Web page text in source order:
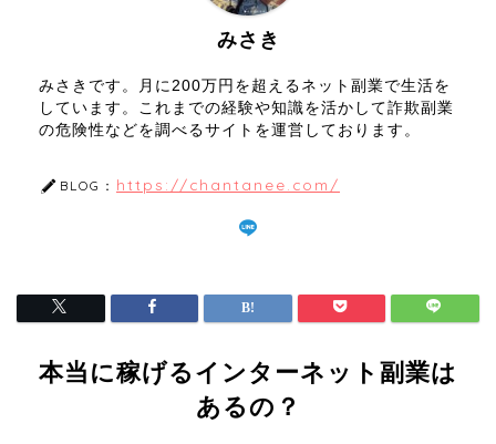
みさき
みさきです。月に200万円を超えるネット副業で生活を
しています。これまでの経験や知識を活かして詐欺副業
の危険性などを調べるサイトを運営しております。
BLOG： https://chantanee.com/
本当に稼げるインターネット副業は
あるの？